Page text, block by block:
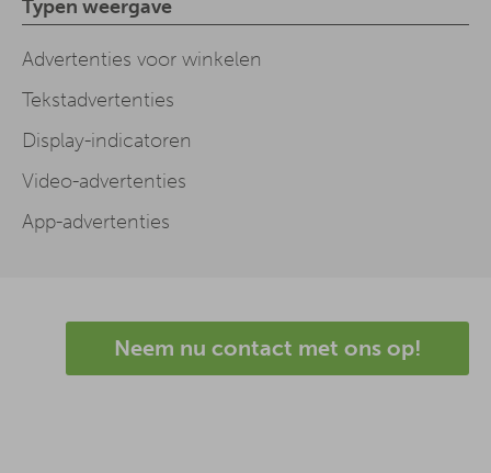
Typen weergave
Advertenties voor winkelen
Tekstadvertenties
Display-indicatoren
Video-advertenties
App-advertenties
Neem nu contact met ons op!